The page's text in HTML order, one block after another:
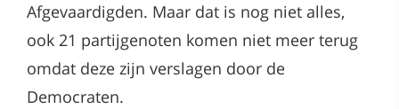
Afgevaardigden. Maar dat is nog niet alles,
ook 21 partijgenoten komen niet meer terug
omdat deze zijn verslagen door de
Democraten.